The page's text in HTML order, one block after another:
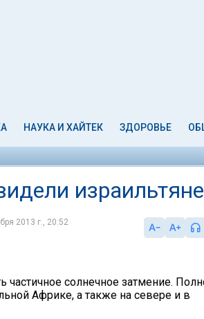
НАУКА И ХАЙТЕК ЗДОРОВЬЕ
израильтяне
2013 г., 20:52
частичное солнечное затмение.
Африке, а также на севере и в